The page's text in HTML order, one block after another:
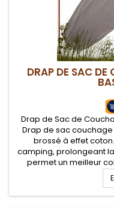
DRAP DE SAC
Drap de Sac de
Drap de sac
brossé à effet
camping, prolongeant
permet un meilleur
confort .